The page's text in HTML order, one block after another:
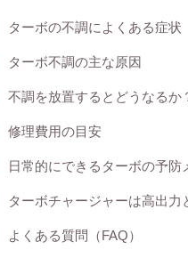
ターボの不調によくある症状
ターボ不調の主な原因
不調を放置するとどうなるか
修理費用の目安
日常的にできるターボの予防
ターボチャージャーは高出力
よくある質問（FAQ）